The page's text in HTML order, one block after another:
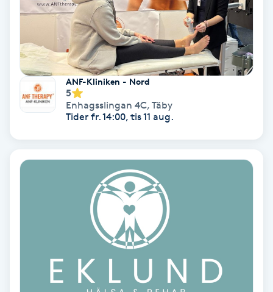
Personal shopper
Personlig tränare
Picolaser
Piercing
Power Yoga
ANF-Kliniken - Nord
5
Enhagsslingan 4C, Täby
Tider fr. 14:00, tis 11 aug.